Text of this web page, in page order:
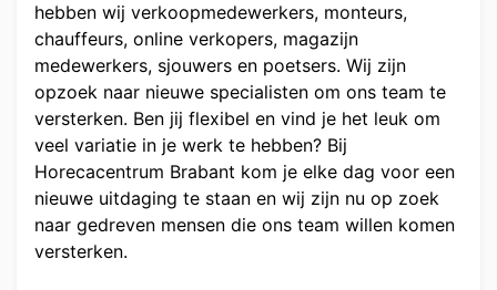
hebben wij verkoopmedewerkers, monteurs,
chauffeurs, online verkopers, magazijn
medewerkers, sjouwers en poetsers. Wij zijn
opzoek naar nieuwe specialisten om ons team te
versterken. Ben jij flexibel en vind je het leuk om
veel variatie in je werk te hebben? Bij
Horecacentrum Brabant kom je elke dag voor een
nieuwe uitdaging te staan en wij zijn nu op zoek
naar gedreven mensen die ons team willen komen
versterken.